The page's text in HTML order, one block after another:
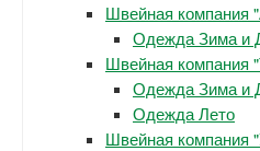
Швейная компания
Одежда Зима и
Швейная компания
Одежда Зима и
Одежда Лето
Швейная компания